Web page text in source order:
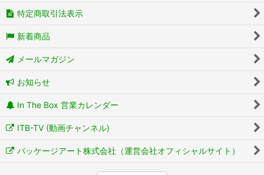
特定商取引法表示
新着商品
メールマガジン
お知らせ
In The Box 営業カレンダー
ITB-TV (動画チャンネル)
パッケージアート株式会社（運営会社オフィシャルサイト）